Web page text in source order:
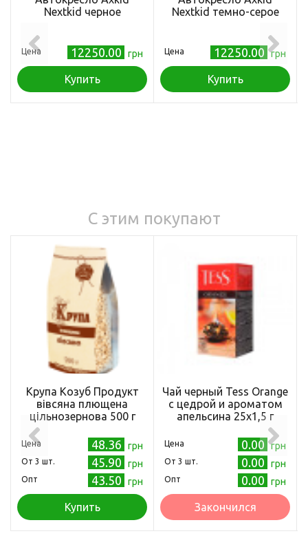
Nextkid черное
Цена 12250.00 грн
Купить
Nextkid темно-серое
Цена 12250.00 грн
Купить
С этим покупают
Крупа Козуб Продукт
вівсяна плющена
цільнозернова 500 г
Цена 48.36 грн
Oт 3 шт. 45.90 грн
Опт 43.50 грн
Купить
Чай черный Tess Orange
с цедрой и ароматом
апельсина 25х1,5 г
Цена 0.00 грн
Oт 3 шт. 0.00 грн
Опт 0.00 грн
Закончился